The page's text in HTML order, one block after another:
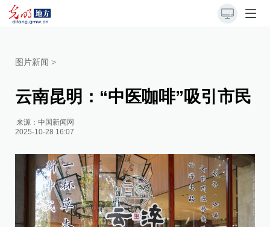
图片新闻 >
云南昆明：“中医咖啡”吸引市民
来源：中国新闻网
2025-10-28 16:07